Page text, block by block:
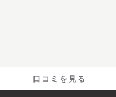
口コミを見る